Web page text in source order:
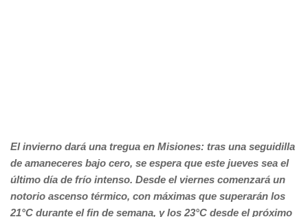
El invierno dará una tregua en Misiones: tras una seguidilla
de amaneceres bajo cero, se espera que este jueves sea el
último día de frío intenso. Desde el viernes comenzará un
notorio ascenso térmico, con máximas que superarán los
21°C durante el fin de semana, y los 23°C desde el próximo